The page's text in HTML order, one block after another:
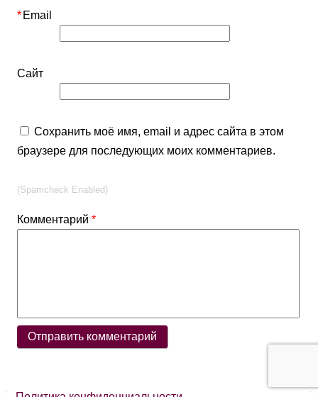
Комментарий*
Email
*
Сайт
Сохранить моё имя, email и адрес сайта в этом
браузере для последующих моих комментариев.
(Spamcheck Enabled)